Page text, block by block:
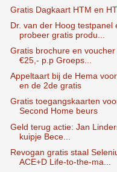
Gratis Dagkaart HTM en
Dr. van der Hoog testpanel
probeer gratis produ...
Gratis brochure en voucher
€25,- p.p Groeps...
Appeltaart bij de Hema
en de 2de gratis
Gratis toegangskaarten
Second Home beurs
Geld terug actie: Jan
kuipje Bece...
Revogan gratis staal
ACE+D Life-to-the-ma...